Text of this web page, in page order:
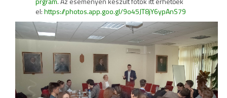
el:https://photos.app.goo.gl/9o45JT8jY6ypAnS79